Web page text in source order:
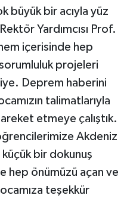
büyük bir acıyla yüz
Yardımcısı Prof.
içerisinde hep
projeleri
Deprem haberini
talimatlarıyla
etmeye çalıştık.
Akdeniz
bir dokunuş
hep önümüzü açan ve
teşekkür